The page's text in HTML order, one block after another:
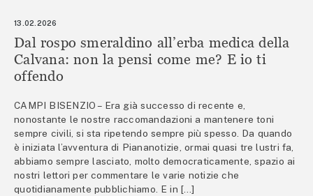
13.02.2026
Dal rospo smeraldino all’erba medica della
Calvana: non la pensi come me? E io ti
offendo
CAMPI BISENZIO – Era già successo di recente e,
nonostante le nostre raccomandazioni a mantenere toni
sempre civili, si sta ripetendo sempre più spesso. Da quando
è iniziata l’avventura di Piananotizie, ormai quasi tre lustri fa,
abbiamo sempre lasciato, molto democraticamente, spazio ai
nostri lettori per commentare le varie notizie che
quotidianamente pubblichiamo. E in […]